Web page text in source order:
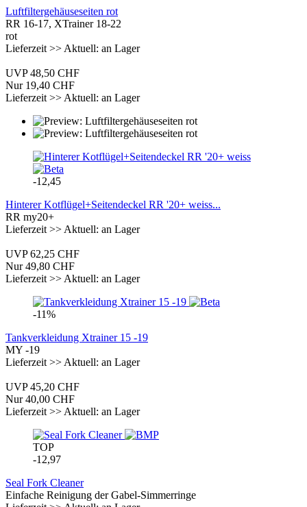
Luftfiltergehäuseseiten rot
RR 16-17, XTrainer 18-22
rot
Lieferzeit >> Aktuell: an Lager
UVP 48,50 CHF
Nur 19,40 CHF
Lieferzeit >> Aktuell: an Lager
-12,45
Hinterer Kotflügel+Seitendeckel RR '20+ weiss...
RR my20+
Lieferzeit >> Aktuell: an Lager
UVP 62,25 CHF
Nur 49,80 CHF
Lieferzeit >> Aktuell: an Lager
-11%
Tankverkleidung Xtrainer 15 -19
MY -19
Lieferzeit >> Aktuell: an Lager
UVP 45,20 CHF
Nur 40,00 CHF
Lieferzeit >> Aktuell: an Lager
TOP
-12,97
Seal Fork Cleaner
Einfache Reinigung der Gabel-Simmerringe